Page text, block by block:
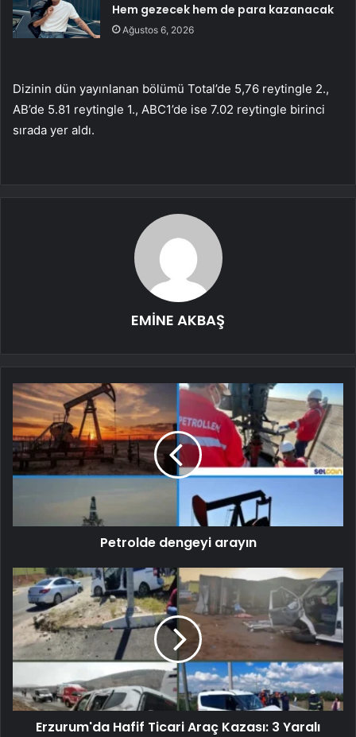
Hem gezecek hem de para kazanacak
Ağustos 6, 2026
Dizinin dün yayınlanan bölümü Total’de 5,76 reytingle 2.,
AB’de 5.81 reytingle 1., ABC1’de ise 7.02 reytingle birinci
sırada yer aldı.
EMİNE AKBAŞ
Petrolde dengeyi arayın
Erzurum'da Hafif Ticari Araç Kazası: 3 Yaralı